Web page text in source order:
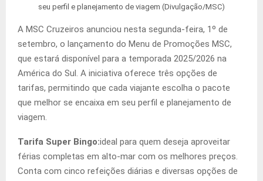
seu perfil e planejamento de viagem (Divulgação/MSC)
A MSC Cruzeiros anunciou nesta segunda-feira, 1º de
setembro, o lançamento do Menu de Promoções MSC,
que estará disponível para a temporada 2025/2026 na
América do Sul. A iniciativa oferece três opções de
tarifas, permitindo que cada viajante escolha o pacote
que melhor se encaixa em seu perfil e planejamento de
viagem.
Tarifa Super Bingo:ideal para quem deseja aproveitar
férias completas em alto-mar com os melhores preços.
Conta com cinco refeições diárias e diversas opções de